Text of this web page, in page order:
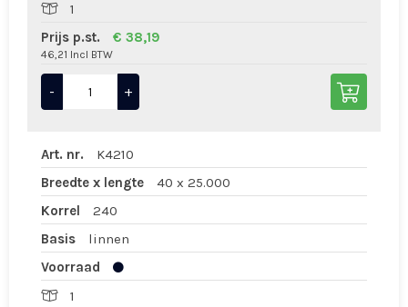
1
Prijs p.st.
€ 38,19
46,21 Incl BTW
- +
Art. nr.
K4210
Breedte x lengte
40 x 25.000
Korrel
240
Basis
linnen
Voorraad
1